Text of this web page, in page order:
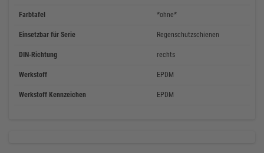
Farbtafel *ohne*
Einsetzbar für Serie Regenschutzschienen
DIN-Richtung rechts
Werkstoff EPDM
Werkstoff Kennzeichen EPDM